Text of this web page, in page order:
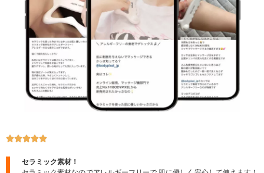

セラミック素材！